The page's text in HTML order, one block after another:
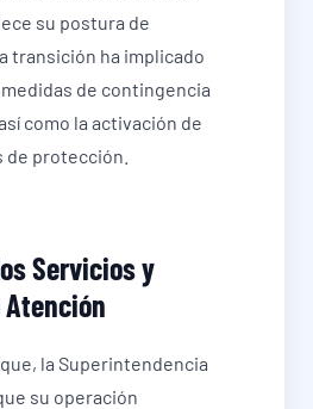
su postura de
transición ha implicado
de contingencia
como la activación de
de protección.
Servicios y
Atención
la Superintendencia
su operación